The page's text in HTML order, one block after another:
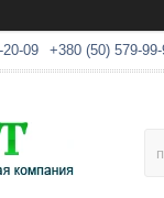
09 +380 (50) 579-